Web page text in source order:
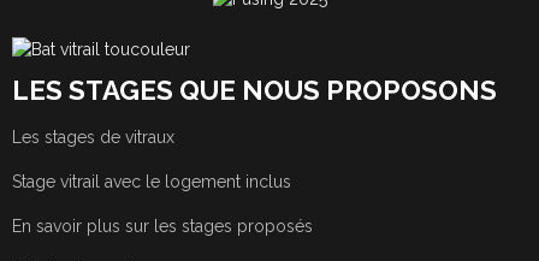
LES STAGES QUE NOUS PROPOSONS
Les stages de vitraux
Stage vitrail avec le logement inclus
En savoir plus sur les stages proposés